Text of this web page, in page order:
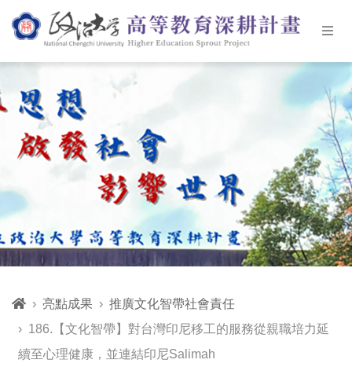
亮點成果
推廣文化智帶社會責任
186.【文化智帶】對台灣印尼移工的服務從親職培力延
續至心理健康，並連結印尼Salimah